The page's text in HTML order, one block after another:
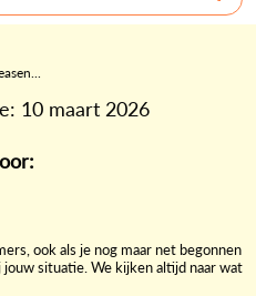
10 maart 2026
ook als je nog maar net begonnen
situatie. We kijken altijd naar wat